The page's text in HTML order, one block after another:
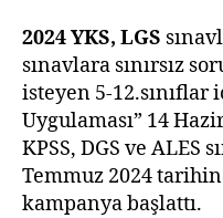
2024 YKS, LGS
sınavlara sınırsız
isteyen 5-12.sınıflar
Uygulaması” 14
KPSS, DGS ve ALES
Temmuz 2024
kampanya başlattı.